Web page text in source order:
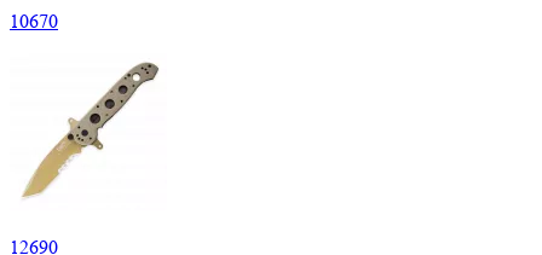
10670
12690